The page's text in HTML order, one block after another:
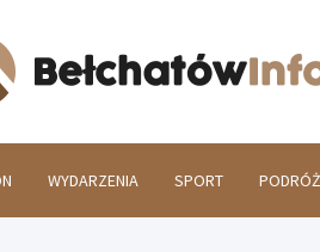
WYDARZENIA SPORT